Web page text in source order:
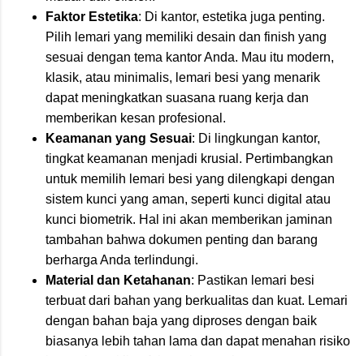
Faktor Estetika: Di kantor, estetika juga penting.
Pilih lemari yang memiliki desain dan finish yang
sesuai dengan tema kantor Anda. Mau itu modern,
klasik, atau minimalis, lemari besi yang menarik
dapat meningkatkan suasana ruang kerja dan
memberikan kesan profesional.
Keamanan yang Sesuai: Di lingkungan kantor,
tingkat keamanan menjadi krusial. Pertimbangkan
untuk memilih lemari besi yang dilengkapi dengan
sistem kunci yang aman, seperti kunci digital atau
kunci biometrik. Hal ini akan memberikan jaminan
tambahan bahwa dokumen penting dan barang
berharga Anda terlindungi.
Material dan Ketahanan: Pastikan lemari besi
terbuat dari bahan yang berkualitas dan kuat. Lemari
dengan bahan baja yang diproses dengan baik
biasanya lebih tahan lama dan dapat menahan risiko